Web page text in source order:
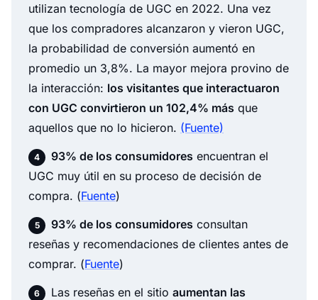
utilizan tecnología de UGC en 2022. Una vez
que los compradores alcanzaron y vieron UGC,
la probabilidad de conversión aumentó en
promedio un 3,8%. La mayor mejora provino de
la interacción: los visitantes que interactuaron
con UGC convirtieron un 102,4% más que
aquellos que no lo hicieron. (Fuente)
93% de los consumidores encuentran el
UGC muy útil en su proceso de decisión de
compra. (Fuente)
93% de los consumidores consultan
reseñas y recomendaciones de clientes antes de
comprar. (Fuente)
Las reseñas en el sitio aumentan las